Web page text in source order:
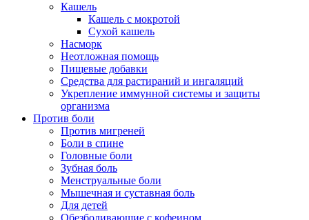
Кашель
Кашель с мокротой
Сухой кашель
Насморк
Неотложная помощь
Пищевые добавки
Средства для растираний и ингаляций
Укрепление иммунной системы и защиты
организма
Против боли
Против мигреней
Боли в спине
Головные боли
Зубная боль
Менструальные боли
Мышечная и суставная боль
Для детей